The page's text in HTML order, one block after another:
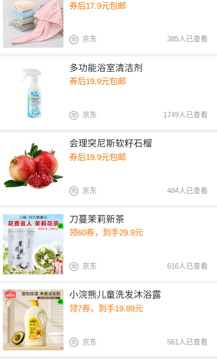
券后17.9元包邮
385人已查看
京东
多功能浴室清洁剂
券后19.9元包邮
1749人已查看
京东
会理突尼斯软籽石榴
券后19.9元包邮
484人已查看
京东
刀蔓茉莉新茶
领60券，到手29.9元
616人已查看
京东
小浣熊儿童洗发沐浴露
领7券，到手19.89元
561人已查看
京东